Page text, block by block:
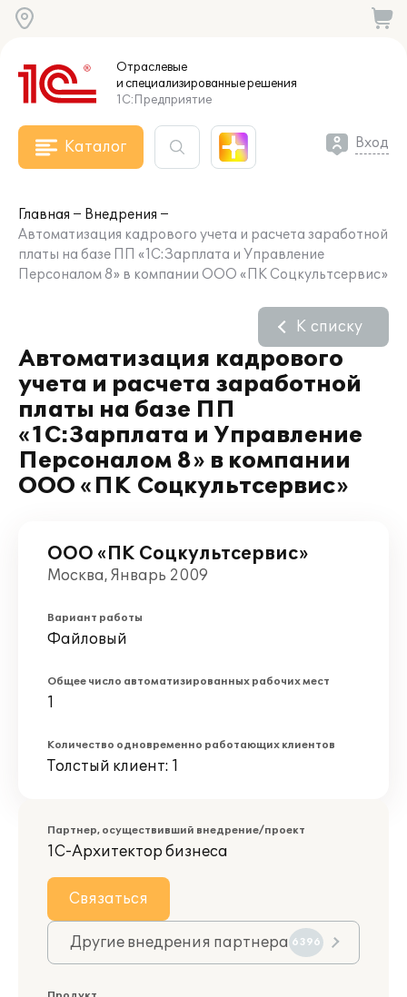
Отраслевые
и специализированныерешения
1С:Предприятие
Каталог Вход
Главная
Внедрения
Автоматизация кадрового учета и расчета заработной
платы на базе ПП «1С:Зарплата и Управление
Персоналом 8» в компании ООО «ПК Соцкультсервис»
Автоматизация кадрового
учета и расчета заработной
платы на базе ПП
«1С:Зарплата и Управление
Персоналом 8» в компании
ООО «ПК Соцкультсервис»
К списку
ООО «ПК Соцкультсервис»
Москва, Январь 2009
Вариант работы
Файловый
Общее число автоматизированных рабочих мест
1
Количество одновременно работающих клиентов
Толстый клиент: 1
Партнер, осуществивший внедрение/проект
1С-Архитектор бизнеса
Связаться
Другие внедрения партнера 6396